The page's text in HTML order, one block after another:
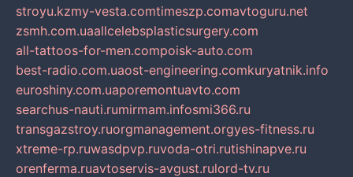
stroyu.kzmy-vesta.comtimeszp.comavtoguru.net
zsmh.com.uaallcelebsplasticsurgery.com
all-tattoos-for-men.compoisk-auto.com
best-radio.com.uaost-engineering.comkuryatnik.info
euroshiny.com.uaporemontuavto.com
searchus-nauti.rumirmam.infosmi366.ru
transgazstroy.ruorgmanagement.orgyes-fitness.ru
xtreme-rp.ruwasdpvp.ruvoda-otri.rutishinapve.ru
orenferma.ruavtoservis-avgust.rulord-tv.ru